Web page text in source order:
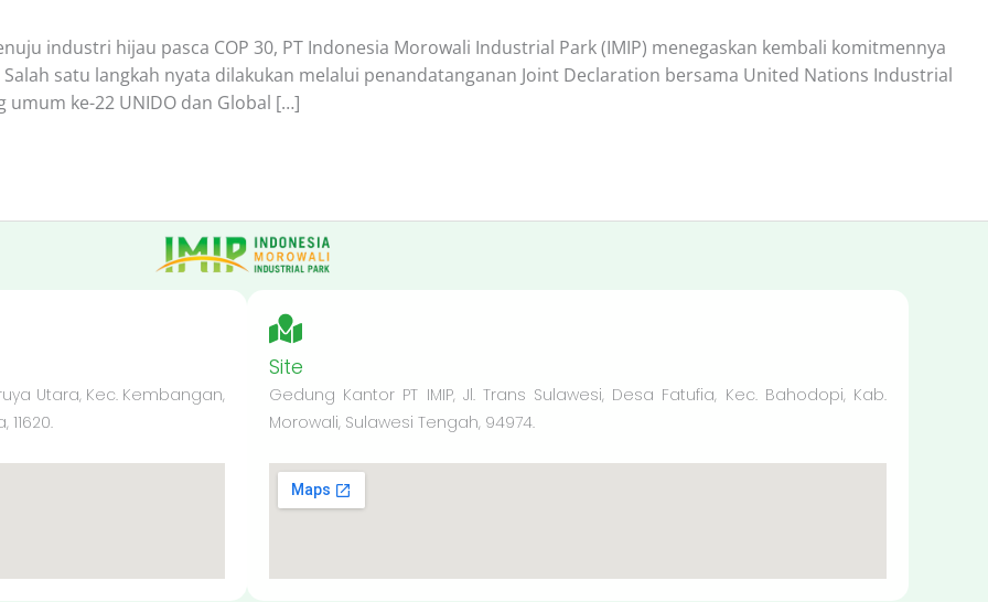
industri hijau pasca COP 30, PT Indonesia Morowali Industrial Park (IMIP) menegaskan kembali komitmennya
satu langkah nyata dilakukan melalui penandatanganan Joint Declaration bersama United Nations Industrial
ke-22 UNIDO dan Global […]
Utara, Kec. Kembangan,
Site
Gedung Kantor PT IMIP, Jl. Trans Sulawesi, Desa Fatufia, Kec. Bahodopi, Kab.
Morowali, Sulawesi Tengah, 94974.